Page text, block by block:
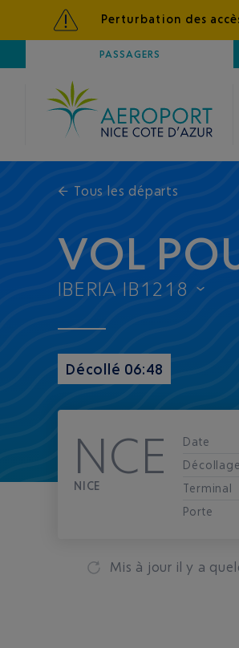
Perturbation des
PASSAGERS
AÉROPORTNICE CÔTE D'AZUR
← Tous les départs
VOL
IBERIA IB1218
Décollé 06:48
NCE
NICE
Date
Terminal
Porte
Mis à jour il y a